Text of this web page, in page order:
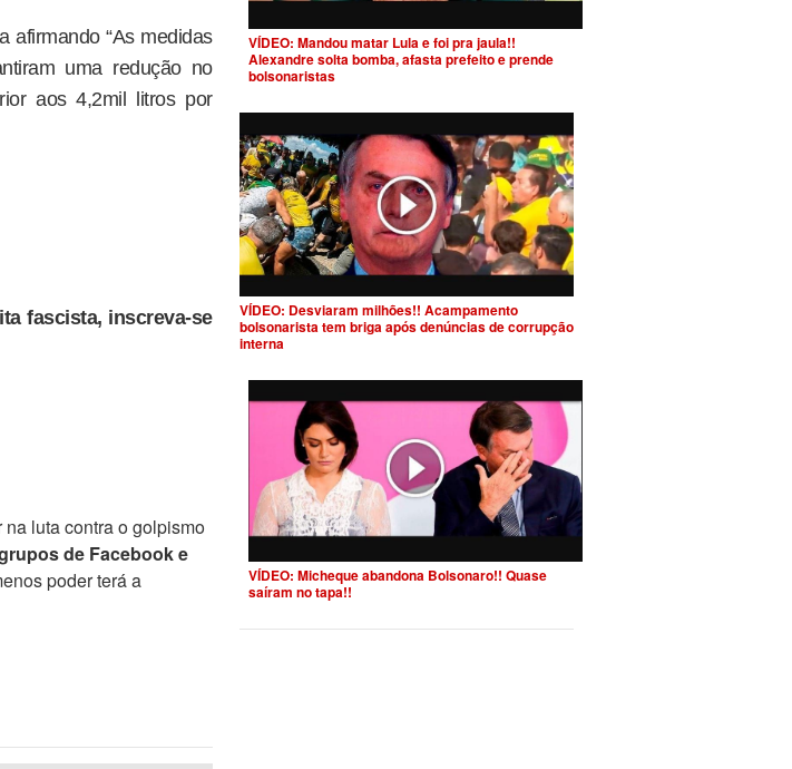
afirmando “As medidas
uma redução no
aos 4,2mil litros por
fascista, inscreva-se
luta contra o golpismo
de Facebook e
poder terá a
VÍDEO: Mandou matar Lula e foi pra jaula!!
Alexandre solta bomba, afasta prefeito e prende
bolsonaristas
VÍDEO: Desviaram milhões!! Acampamento
bolsonarista tem briga após denúncias de corrupção
interna
VÍDEO: Micheque abandona Bolsonaro!! Quase
saíram no tapa!!